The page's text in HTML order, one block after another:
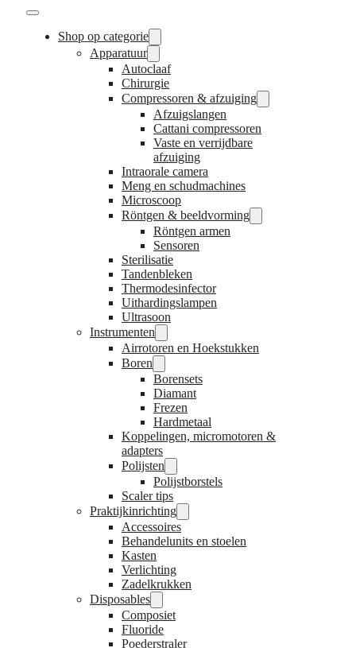
Shop op categorie
Apparatuur
Autoclaaf
Chirurgie
Compressoren & afzuiging
Afzuigslangen
Cattani compressoren
Vaste en verrijdbare
afzuiging
Intraorale camera
Meng en schudmachines
Microscoop
Röntgen & beeldvorming
Röntgen armen
Sensoren
Sterilisatie
Tandenbleken
Thermodesinfector
Uithardingslampen
Ultrasoon
Instrumenten
Airrotoren en Hoekstukken
Boren
Borensets
Diamant
Frezen
Hardmetaal
Koppelingen, micromotoren &
adapters
Polijsten
Polijstborstels
Scaler tips
Praktijkinrichting
Accessoires
Behandelunits en stoelen
Kasten
Verlichting
Zadelkrukken
Disposables
Composiet
Fluoride
Poederstraler